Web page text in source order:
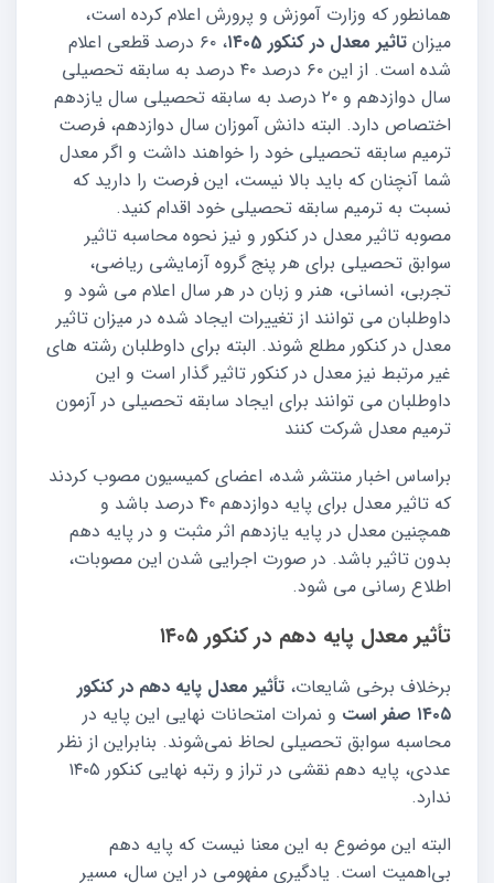
همانطور که وزارت آموزش و پرورش اعلام کرده است،
میزان تاثیر معدل در کنکور ۱۴۰5
، ۶۰ درصد قطعی اعلام
شده است. از این ۶۰ درصد ۴۰ درصد به سابقه تحصیلی
سال دوازدهم و ۲۰ درصد به سابقه تحصیلی سال یازدهم
اختصاص دارد. البته دانش آموزان سال دوازدهم، فرصت
ترمیم سابقه تحصیلی خود را خواهند داشت و اگر معدل
شما آنچنان که باید بالا نیست، این فرصت را دارید که
نسبت به ترمیم سابقه تحصیلی خود اقدام کنید.
مصوبه تاثیر معدل در کنکور و نیز نحوه محاسبه تاثیر
سوابق تحصیلی برای هر پنج گروه آزمایشی ریاضی،
تجربی، انسانی، هنر و زبان در هر سال اعلام می شود و
داوطلبان می توانند از تغییرات ایجاد شده در میزان تاثیر
معدل در کنکور مطلع شوند. البته برای داوطلبان رشته های
غیر مرتبط نیز معدل در کنکور تاثیر گذار است و این
داوطلبان می توانند برای ایجاد سابقه تحصیلی در آزمون
ترمیم معدل شرکت کنند
براساس اخبار منتشر شده، اعضای کمیسیون مصوب کردند
که تاثیر معدل برای پایه دوازدهم 40 درصد باشد و
همچنین معدل در پایه یازدهم اثر مثبت و در پایه دهم
بدون تاثیر باشد. در صورت اجرایی شدن این مصوبات،
اطلاع رسانی می شود.​
تأثیر معدل پایه دهم در کنکور ۱۴۰۵
برخلاف برخی شایعات، تأثیر معدل پایه دهم در کنکور
۱۴۰۵ صفر است
و نمرات امتحانات نهایی این پایه در
محاسبه سوابق تحصیلی لحاظ نمی‌شوند. بنابراین از نظر
عددی، پایه دهم نقشی در تراز و رتبه نهایی کنکور ۱۴۰۵
ندارد.
البته این موضوع به این معنا نیست که پایه دهم
بی‌اهمیت است. یادگیری مفهومی در این سال، مسیر